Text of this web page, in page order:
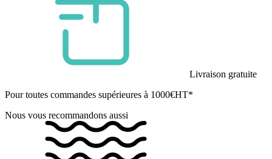
Livraison gratuite
Pour toutes commandes supérieures à 1000€HT*
Nous vous recommandons aussi